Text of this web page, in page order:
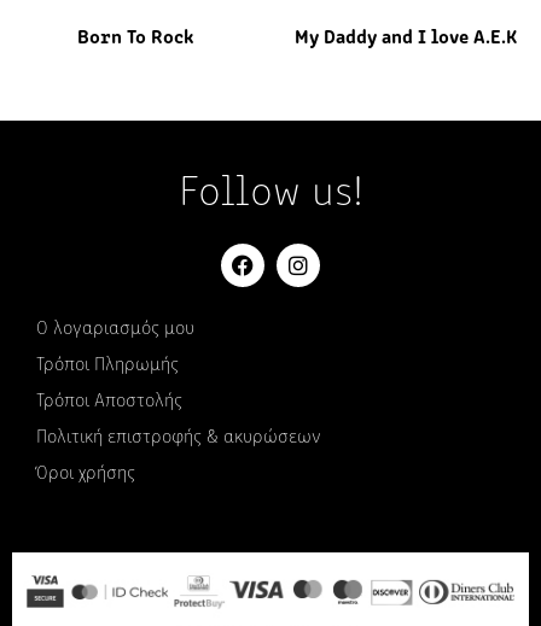
Born To Rock My Daddy and I love A.E.K
Follow us!
Ο λογαριασμός μου
Τρόποι Πληρωμής
Τρόποι Αποστολής
Πολιτική επιστροφής & ακυρώσεων
Όροι χρήσης